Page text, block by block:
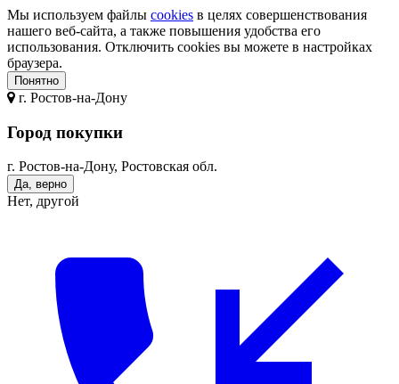
Мы используем файлы cookies в целях совершенствования
нашего веб-сайта, а также повышения удобства его
использования. Отключить cookies вы можете в настройках
браузера.
Понятно
г. Ростов-на-Дону
Город покупки
г. Ростов-на-Дону, Ростовская обл.
Да, верно
Нет, другой